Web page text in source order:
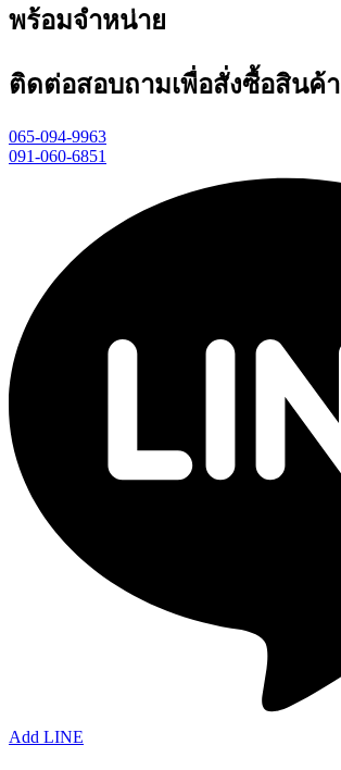
พร้อมจำหน่าย
ติดต่อสอบถามเพื่อสั่งซื้อสินค้า
065-094-9963
091-060-6851
Add LINE